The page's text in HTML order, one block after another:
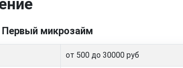
Первый микрозайм
от 500 до 30000 руб